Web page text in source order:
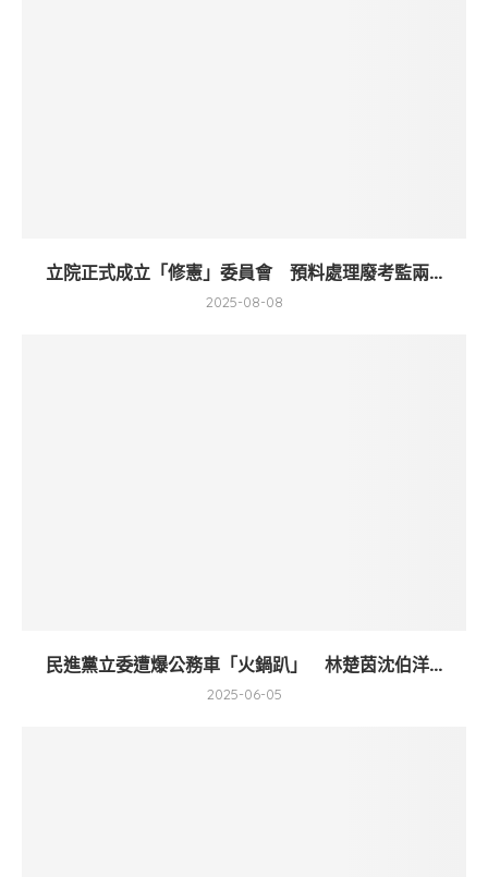
立院正式成立「修憲」委員會 預料處理廢考監兩...
2025-08-08
民進黨立委遭爆公務車「火鍋趴」 林楚茵沈伯洋...
2025-06-05